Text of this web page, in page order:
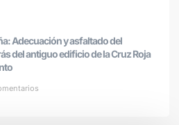
Adecuación y asfaltado del
del antiguo edificio de la Cruz Roja